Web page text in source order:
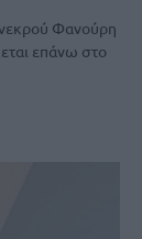
Φανούρη
επάνω στο